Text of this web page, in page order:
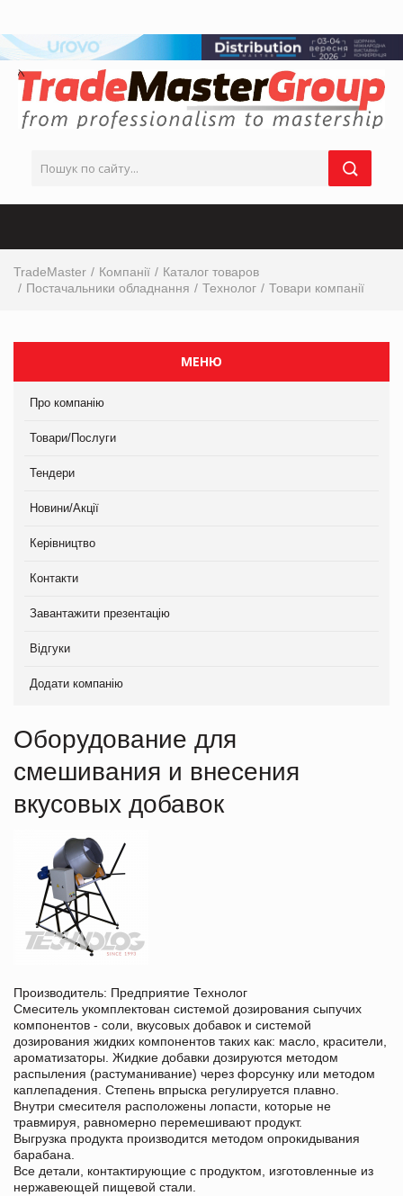
TradeMaster Компанії
Каталог товаров
Постачальники обладнання
Технолог Товари компанії
МЕНЮ
Про компанію
Товари/Послуги
Тендери
Новини/Акції
Керівництво
Контакти
Завантажити презентацію
Відгуки
Додати компанію
Оборудование для
смешивания и внесения
вкусовых добавок
Производитель: Предприятие Технолог
Смеситель укомплектован системой дозирования сыпучих
компонентов - соли, вкусовых добавок и системой
дозирования жидких компонентов таких как: масло, красители,
ароматизаторы. Жидкие добавки дозируются методом
распыления (растуманивание) через форсунку или методом
каплепадения. Степень впрыска регулируется плавно.
Внутри смесителя расположены лопасти, которые не
травмируя, равномерно перемешивают продукт.
Выгрузка продукта производится методом опрокидывания
барабана.
Все детали, контактирующие с продуктом, изготовленные из
нержавеющей пищевой стали.